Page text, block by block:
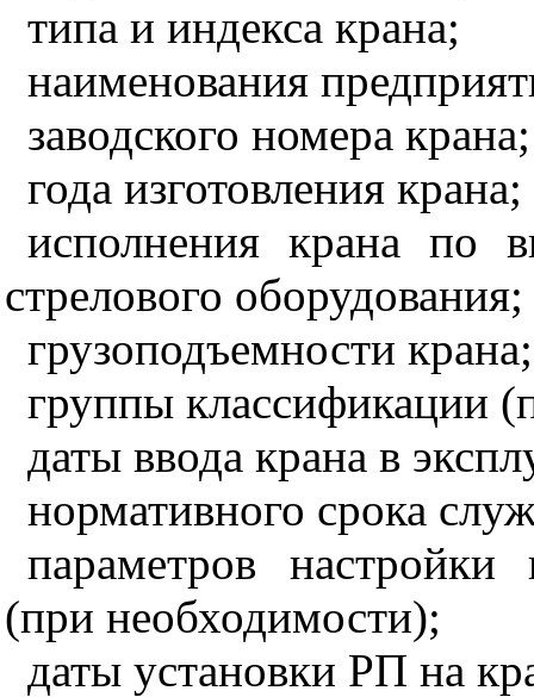
типа и индекса крана;
наименования
заводского номера крана;
года изготовления крана;
исполнения крана по
стрелового оборудования;
грузоподъемности крана;
группы классификации
даты ввода крана в
нормативного срока
параметров настройки
(при необходимости);
даты установки РП на